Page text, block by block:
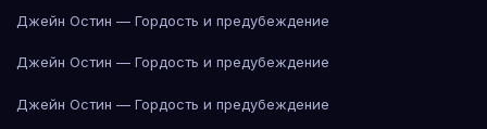
Джейн Остин — Гордость и предубеждение
Джейн Остин — Гордость и предубеждение
Джейн Остин — Гордость и предубеждение